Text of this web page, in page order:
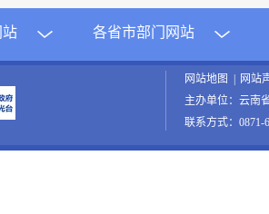
站 各省市部门网站
网站地图 | 网站
主办单位：云南
联系方式：0871-